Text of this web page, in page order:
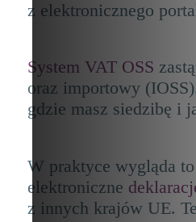
z elektronicznego
System VAT OSS
oraz importowy (IOSS)
gdzie masz siedzibę i
W praktyce wygląda
elektroniczne
z innych krajów UE.